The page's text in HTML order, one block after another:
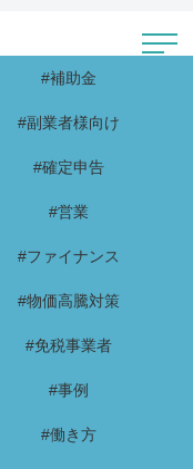
#補助金
#副業者様向け
#確定申告
#営業
#ファイナンス
#物価高騰対策
#免税事業者
#事例
#働き方